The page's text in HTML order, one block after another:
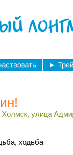
►
Холмск, улица
ходьба